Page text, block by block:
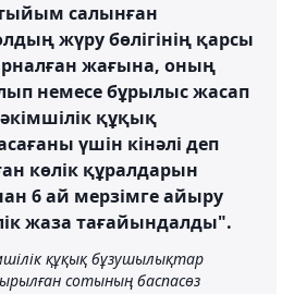
салынған
жүру бөлiгiнiң қарсы
жағына, оның
немесе бұрылыс жасап
құқық
үшін кінәлі деп
көлік құралдарын
6 ай мерзімге айыру
жаза тағайындалды".
құқық бұзушылықтар
сотының баспасөз